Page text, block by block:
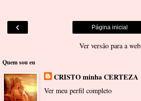
‹ Página inicial
Ver versão para a web
Quem sou eu
CRISTO minha CERTEZA
Ver meu perfil completo